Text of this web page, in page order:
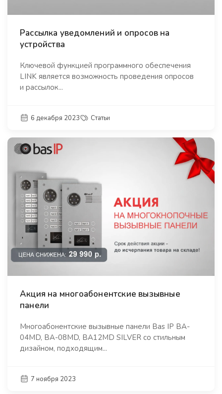
Рассылка уведомлений и опросов на
устройства
Ключевой функцией программного обеспечения
LINK является возможность проведения опросов
и рассылок...
6 декабря 2023 Статьи
Акция на многоабонентские вызывные
панели
Многоабонентские вызывные панели Bas IP BA-
04MD, BA-08MD, BA12MD SILVER со стильным
дизайном, подходящим...
7 ноября 2023